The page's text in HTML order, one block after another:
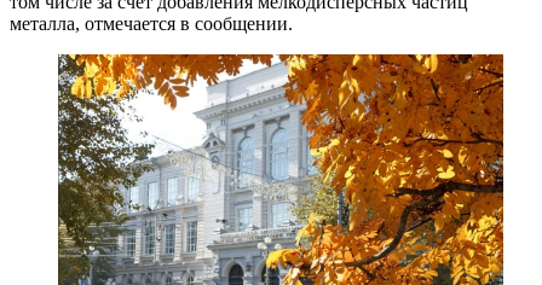
металла, отмечается в сообщении.